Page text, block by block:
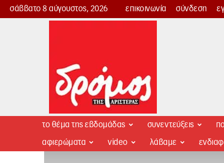
σάββατο 8 αύγουστος, 2026 επικοινωνία σύνδεση
Δρόμος
το θέμα της εβδομάδας συνεντεύξεις
αφιερώματα video λάβαμε